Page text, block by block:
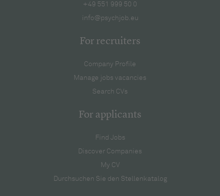
+49 551 999 50 0
info@psychjob.eu
For recruiters
Company Profile
Manage jobs vacancies
Search CVs
For applicants
Find Jobs
Discover Companies
My CV
Durchsuchen Sie den Stellenkatalog